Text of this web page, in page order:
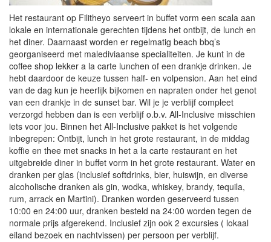
Het restaurant op Filitheyo serveert in buffet vorm een scala aan
lokale en internationale gerechten tijdens het ontbijt, de lunch en
het diner. Daarnaast worden er regelmatig beach bbq’s
georganiseerd met malediviaanse specialiteiten. Je kunt in de
coffee shop lekker a la carte lunchen of een drankje drinken. Je
hebt daardoor de keuze tussen half- en volpension. Aan het eind
van de dag kun je heerlijk bijkomen en napraten onder het genot
van een drankje in de sunset bar. Wil je je verblijf compleet
verzorgd hebben dan is een verblijf o.b.v. All-Inclusive misschien
iets voor jou. Binnen het All-Inclusive pakket is het volgende
inbegrepen: Ontbijt, lunch in het grote restaurant, in de middag
koffie en thee met snacks in het a la carte restaurant en het
uitgebreide diner in buffet vorm in het grote restaurant. Water en
dranken per glas (inclusief softdrinks, bier, huiswijn, en diverse
alcoholische dranken als gin, wodka, whiskey, brandy, tequila,
rum, arrack en Martini). Dranken worden geserveerd tussen
10:00 en 24:00 uur, dranken besteld na 24:00 worden tegen de
normale prijs afgerekend. Inclusief zijn ook 2 excursies ( lokaal
eiland bezoek en nachtvissen) per persoon per verblijf.